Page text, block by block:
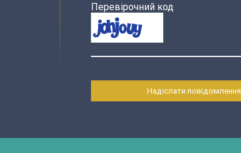
Перевірочний код
Надіслати повідомлення